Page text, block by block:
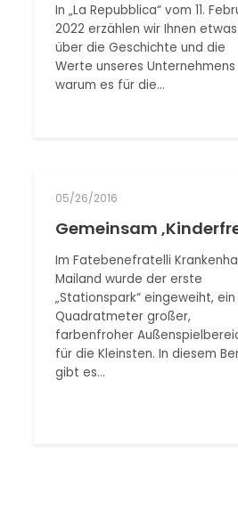
In „La Repubblica“ vom 11.
2022 erzählen wir Ihnen etwas
über die Geschichte und die
Werte unseres Unternehmens
warum es für die…
05/26/2016
Gemeinsam
Im Fatebenefratelli
Mailand wurde der erste
„Stationspark“ eingeweiht,
Quadratmeter großer,
farbenfroher
für die Kleinsten. In diesem
gibt es…